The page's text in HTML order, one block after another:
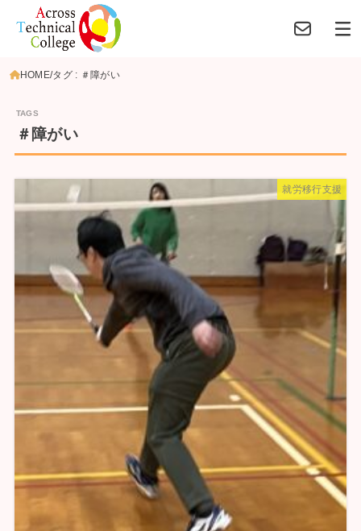
HOME タグ : ＃障がい
＃障がい
就労移行支援